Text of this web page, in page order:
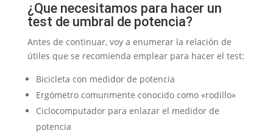
¿Que necesitamos para hacer un
test de umbral de potencia?
Antes de continuar, voy a enumerar la relación de
útiles que se recomienda emplear para hacer el test:
Bicicleta con medidor de potencia
Ergómetro comunmente conocido como «rodillo»
Ciclocomputador para enlazar el medidor de
potencia